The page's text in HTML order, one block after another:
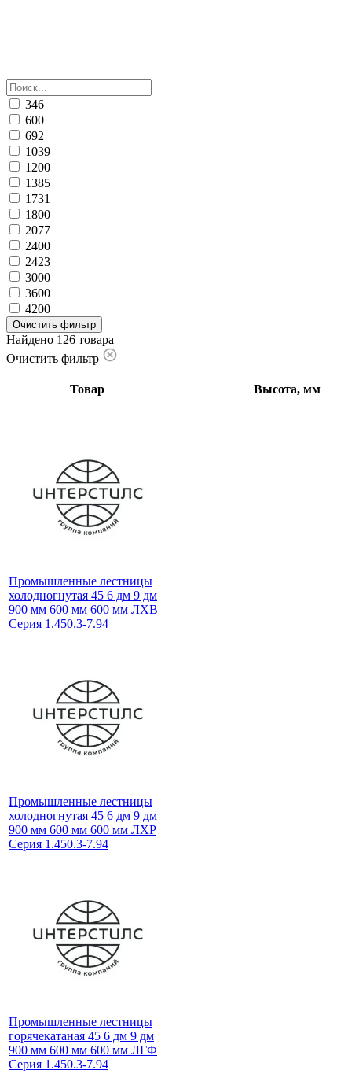
346
600
692
1039
1200
1385
1731
1800
2077
2400
2423
3000
3600
4200
Очистить фильтр
Найдено 126 товара
Очистить фильтр
Товар Высота, мм
Промышленные лестницы
холодногнутая 45 6 дм 9 дм
900 мм 600 мм 600 мм ЛХВ
Серия 1.450.3-7.94
Промышленные лестницы
холодногнутая 45 6 дм 9 дм
900 мм 600 мм 600 мм ЛХР
Серия 1.450.3-7.94
Промышленные лестницы
горячекатаная 45 6 дм 9 дм
900 мм 600 мм 600 мм ЛГФ
Серия 1.450.3-7.94